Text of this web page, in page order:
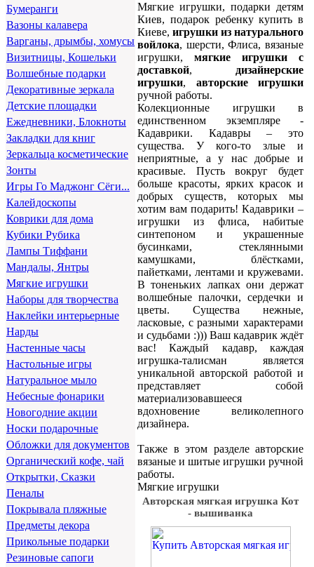
Бумеранги
Вазоны калавера
Варганы, дрымбы, хомусы
Визитницы, Кошельки
Волшебные подарки
Декоративные зеркала
Детские площадки
Ежедневники, Блокноты
Закладки для книг
Зеркальца косметические
Зонты
Игры Го Маджонг Сёги...
Калейдоскопы
Коврики для дома
Кубики Рубика
Лампы Тиффани
Мандалы, Янтры
Мягкие игрушки
Наборы для творчества
Наклейки интерьерные
Нарды
Настенные часы
Настольные игры
Натуральное мыло
Небесные фонарики
Новогодние акции
Носки подарочные
Обложки для документов
Органический кофе, чай
Открытки, Сказки
Пеналы
Покрывала пляжные
Предметы декора
Прикольные подарки
Резиновые сапоги
Мягкие игрушки, подарки детям
Киев, подарок ребенку купить в
Киеве, игрушки из натурального
войлока, шерсти, Флиса, вязаные
игрушки, мягкие игрушки с
доставкой, дизайнерские
игрушки, авторские игрушки
ручной работы.
Колекционные игрушки в
единственном экземпляре -
Кадаврики. Кадавры – это
существа. У кого-то злые и
неприятные, а у нас добрые и
красивые. Пусть вокруг будет
больше красоты, ярких красок и
добрых существ, которых мы
хотим вам подарить! Кадаврики –
игрушки из флиса, набитые
синтепоном и украшенные
бусинками, стеклянными
камушками, блёстками,
пайетками, лентами и кружевами.
В тоненьких лапках они держат
волшебные палочки, сердечки и
цветы. Существа нежные,
ласковые, с разными характерами
и судьбами :))) Ваш кадаврик ждёт
вас! Каждый кадавр, каждая
игрушка-талисман является
уникальной авторской работой и
представляет собой
материализовавшееся
вдохновение великолепного
дизайнера.
Также в этом разделе авторские
вязаные и шитые игрушки ручной
работы.
Мягкие игрушки
Авторская мягкая игрушка Кот
- вышиванка